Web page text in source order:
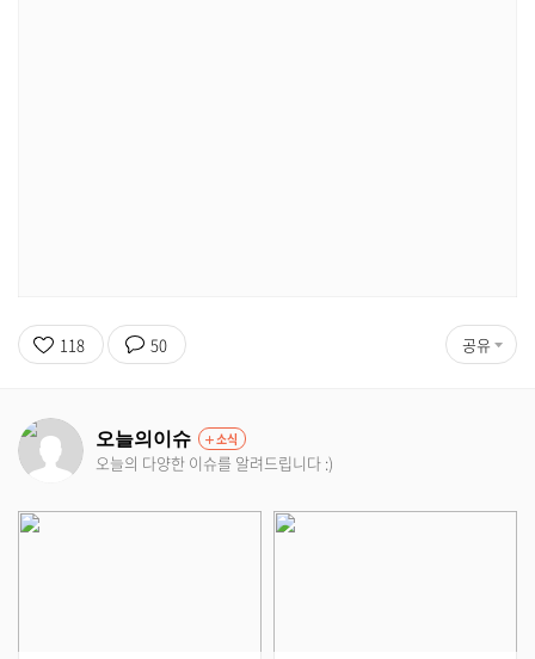
118 50 공유
소식
오늘의이슈
오늘의 다양한 이슈를 알려드립니다 :)